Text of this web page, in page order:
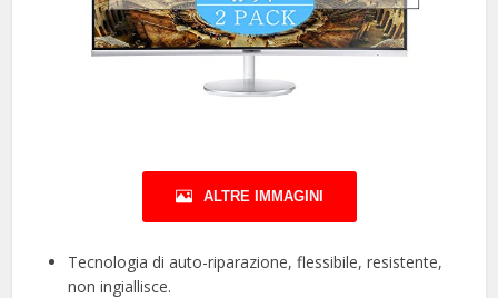
ALTRE IMMAGINI
Tecnologia di auto-riparazione, flessibile, resistente,
non ingiallisce.